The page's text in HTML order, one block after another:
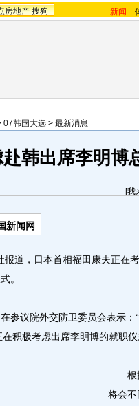
房地产 搜狗 新闻 -
07韩国大选 > 最新消息
韩出席李明博
[我
新闻网
道，日本首相福田康夫正在
。
议院外交防卫委员会表示：
积极考虑出席李明博的就职仪
根据
将会不